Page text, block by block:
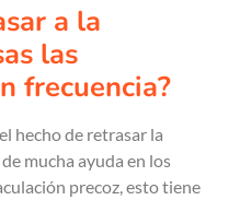
a la
las
frecuencia?
hecho de retrasar la
mucha ayuda en los
precoz, esto tiene